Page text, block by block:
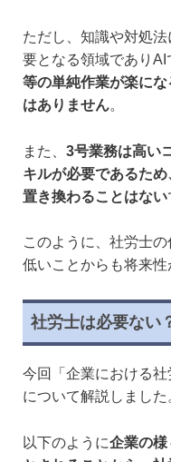
ただし、知識や対処
要となる領域でありAI
等の単純作業が楽に
はありません。
また、 3号業務は高い
キルが必要であるた
置き換わることはない
このように、社労士
低いことからも将来性
社労士は必要ない
今回「企業における社
について解説しました
以下のように企業の様